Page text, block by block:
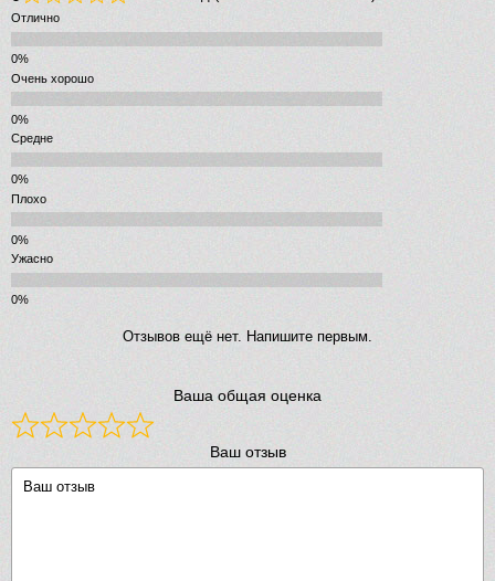
Отлично
Очень хорошо
Средне
Плохо
Ужасно
Отзывов ещё нет. Напишите первым.
Ваша общая оценка
Ваш отзыв